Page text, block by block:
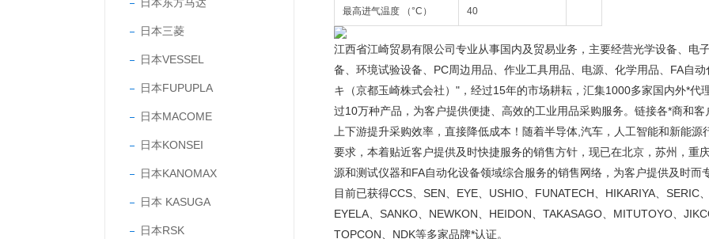
日本三菱
日本VESSEL
日本FUPUPLA
日本MACOME
日本KONSEI
日本KANOMAX
日本 KASUGA
日本RSK
最高进气温度 （°C） 40
江西省江崎贸易有限公司专业从事国内及贸易业务，主要经营光学设备、电
备、环境试验设备、PC周边用品、作业工具用品、电源、化学用品、FA自
キ（京都玉崎株式会社）"，经过15年的市场耕耘，汇集1000多家国内外*代
过10万种产品，为客户提供便捷、高效的工业用品采购服务。链接各*商和
上下游提升采购效率，直接降低成本！随着半导体,汽车，人工智能和新能
要求，本着贴近客户提供及时快捷服务的销售方针，现已在北京，苏州，重
源和测试仪器和FA自动化设备领域综合服务的销售网络，为客户提供及时而
目前已获得CCS、SEN、EYE、USHIO、FUNATECH、HIKARIYA、SERIC
EYELA、SANKO、NEWKON、HEIDON、TAKASAGO、MITUTOYO、
TOPCON、NDK等多家品牌*认证。